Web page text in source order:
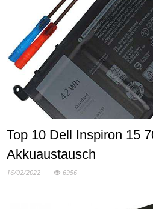
Top 10 Dell Inspiron 15
Akkuaustausch
16/02/2022 6956